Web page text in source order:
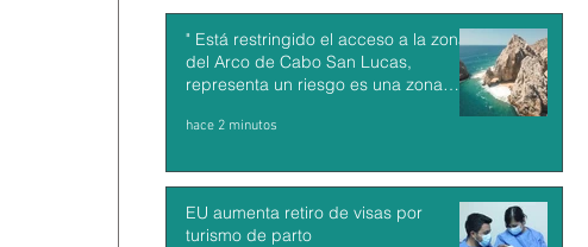
" Está restringido el acceso a la zona
del Arco de Cabo San Lucas,
representa un riesgo es una zona
hace 2 minutos
EU aumenta retiro de visas por
turismo de parto